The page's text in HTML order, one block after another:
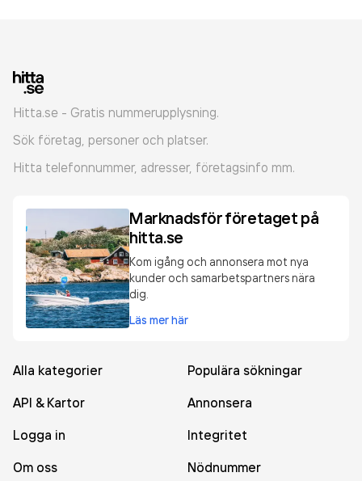
Hitta.se - Gratis nummerupplysning.
Sök företag, personer och platser.
Hitta telefonnummer, adresser, företagsinfo mm.
Marknadsför företaget på
hitta.se
Kom igång och annonsera mot nya
kunder och samarbetspartners nära
dig.
Läs mer här
Alla kategorier
Populära sökningar
API & Kartor
Annonsera
Logga in
Integritet
Om oss
Nödnummer